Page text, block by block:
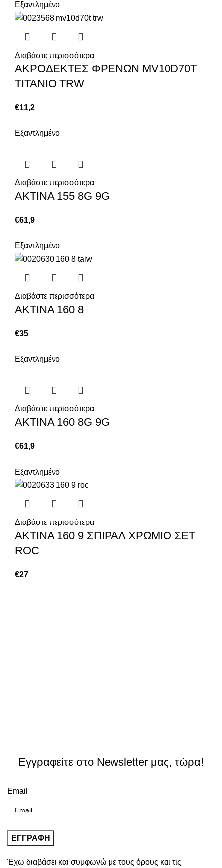
Εξαντλημένο
Διαβάστε περισσότερα
ΑΚΡΟΔΕΚΤΕΣ ΦΡΕΝΩΝ MV10D70T
ΤΙΤΑΝΙΟ TRW
€11,2
Εξαντλημένο
Διαβάστε περισσότερα
ΑΚΤΙΝΑ 155 8G 9G
€61,9
Εξαντλημένο
Διαβάστε περισσότερα
ΑΚΤΙΝΑ 160 8
€35
Εξαντλημένο
Διαβάστε περισσότερα
ΑΚΤΙΝΑ 160 8G 9G
€61,9
Εξαντλημένο
Διαβάστε περισσότερα
ΑΚΤΙΝΑ 160 9 ΣΠΙΡΑΛ ΧΡΩΜΙΟ ΣΕΤ
ROC
€27
Εγγραφείτε στο Newsletter μας, τώρα!
Email
Έχω διαβάσει και συμφωνώ με τους όρους και τις